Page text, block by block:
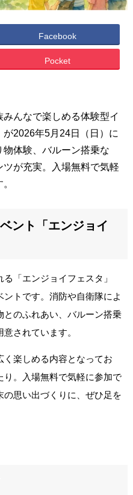
Facebook
Pocket
んなで楽しめる体験型イ
2026年5月24日（日）に
体験、バルーン搭乗な
が充実。入場無料で気軽
ント「エンジョイ
「エンジョイフェスタ」
トです。消防や自衛隊によ
とのふれあい、バルーン搭乗
されています。
楽しめる内容となってお
り。入場無料で気軽に参加で
の思い出づくりに、ぜひ足を